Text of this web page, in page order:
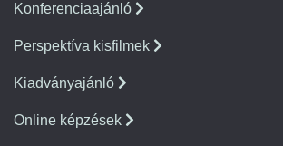
Konferenciaajánló
Perspektíva kisfilmek
Kiadványajánló
Online képzések